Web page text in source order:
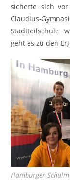
sicherte sich
Claudius-
Stadtteilschule
geht es zu den
Hamburger